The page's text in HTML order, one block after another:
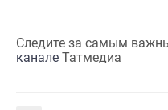
Следите за самым
канале Татмедиа